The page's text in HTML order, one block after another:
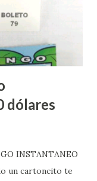
locales (
se les informará
dólares
INSTANTANEO
un cartoncito te